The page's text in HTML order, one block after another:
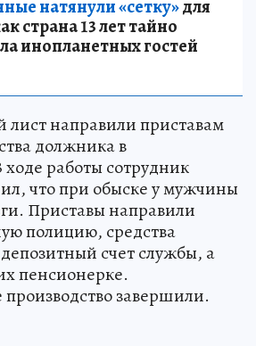
натянули «сетку»для
страна 13 лет тайно
инопланетных гостей
направили приставам
должника в
работы сотрудник
что при обыске у мужчины
Приставы направили
полицию, средства
счет службы, а
пенсионерке.
завершили.